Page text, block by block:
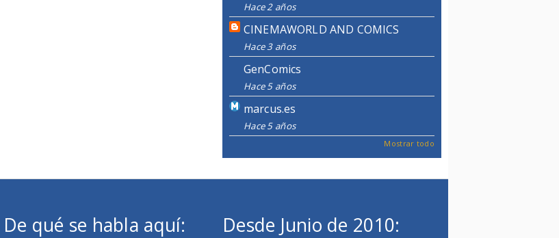
Hace 2 años
CINEMAWORLD AND COMICS
Hace 3 años
GenComics
Hace 5 años
marcus.es
Hace 5 años
Mostrar todo
De qué se habla aquí: Desde Junio de 2010: